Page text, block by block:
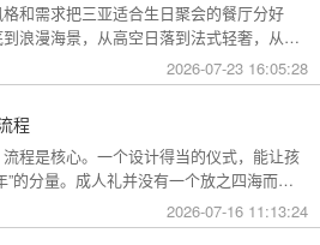
和需求把三亚适合生日聚会的餐厅分好
浪漫海景，从高空日落到法式轻奢，从热
好店，直接对号入座就行。2026-07-23 16:05:28
程
程是核心。一个设计得当的仪式，能让孩
”的分量。成人礼并没有一个放之四海而皆
可以根据不同的风格和规模灵活调整。下面
代和家庭聚会三种主要场景的完整流程，
2026-07-16 11:13:24